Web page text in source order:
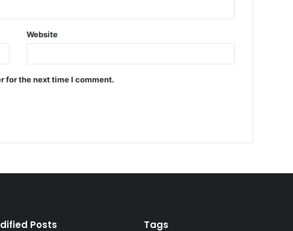
Website
for the next time I comment.
Posts Tags